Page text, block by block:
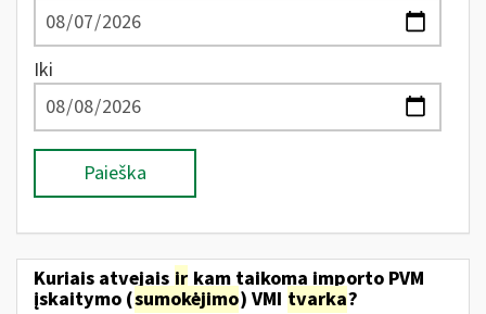
Iki
Paieška
Kuriais atvejais ir kam taikoma importo PVM
įskaitymo (sumokėjimo) VMI tvarka?